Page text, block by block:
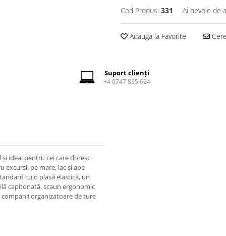
Cod Produs: 331 Ai nevoie de
Adauga la Favorite
Suport clienți
+4 0747 835 624
și ideal pentru cei care doresc
excursii pe mare, lac și ape
cu o plasă elastică, un
capitonată, scaun ergonomic
organizatoare de ture